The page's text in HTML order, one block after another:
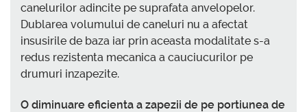
canelurilor adincite pe suprafata anvelopelor.
Dublarea volumului de caneluri nu a afectat
insusirile de baza iar prin aceasta modalitate s-a
redus rezistenta mecanica a cauciucurilor pe
drumuri inzapezite.
O diminuare eficienta a zapezii de pe portiunea de